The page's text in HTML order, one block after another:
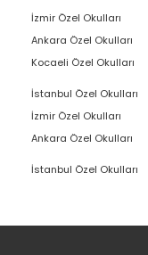
İzmir Özel Okulları
Ankara Özel Okulları
Kocaeli Özel Okulları
İstanbul Özel Okulları
İzmir Özel Okulları
Ankara Özel Okulları
İstanbul Özel Okulları